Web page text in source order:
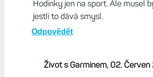
Hodinky jen na sport. Ale musel
jestli to dává smysl.
Odpovědět
Život s Garminem, 02.